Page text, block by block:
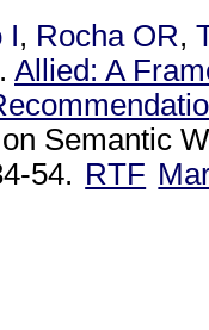
I, Rocha OR,
Allied: A
Semantic
54. RTF